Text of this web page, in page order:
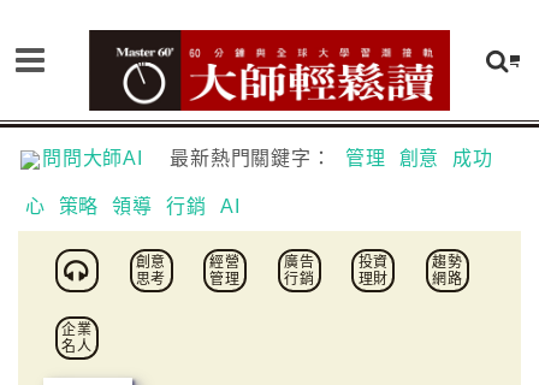
問問大師AI 最新熱門關鍵字： 管理 創意 成功
心 策略 領導 行銷 AI
創意
思考
經營
管理
廣告
行銷
投資
理財
趨勢
網路
企業
名人